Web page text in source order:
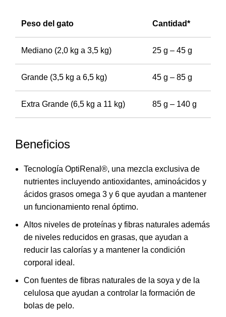
Peso del gato Cantidad*
Mediano (2,0 kg a 3,5 kg) 25 g – 45 g
Grande (3,5 kg a 6,5 kg) 45 g – 85 g
Extra Grande (6,5 kg a 11 kg) 85 g – 140 g
Beneficios
Tecnología OptiRenal®, una mezcla exclusiva de
nutrientes incluyendo antioxidantes, aminoácidos y
ácidos grasos omega 3 y 6 que ayudan a mantener
un funcionamiento renal óptimo.
Altos niveles de proteínas y fibras naturales además
de niveles reducidos en grasas, que ayudan a
reducir las calorías y a mantener la condición
corporal ideal.
Con fuentes de fibras naturales de la soya y de la
celulosa que ayudan a controlar la formación de
bolas de pelo.